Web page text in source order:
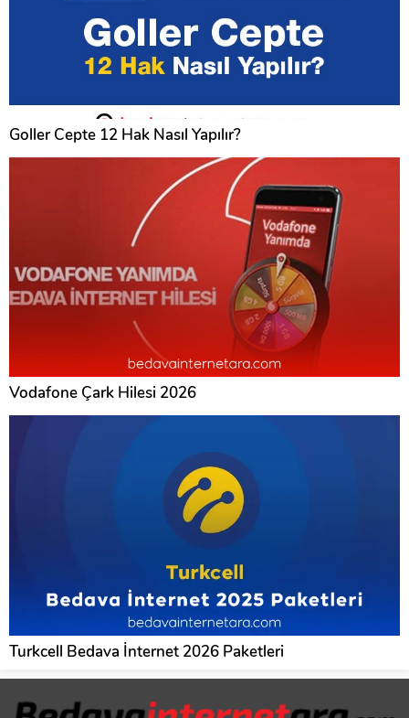
Goller Cepte 12 Hak Nasıl Yapılır?
Vodafone Çark Hilesi 2026
Turkcell Bedava İnternet 2026 Paketleri